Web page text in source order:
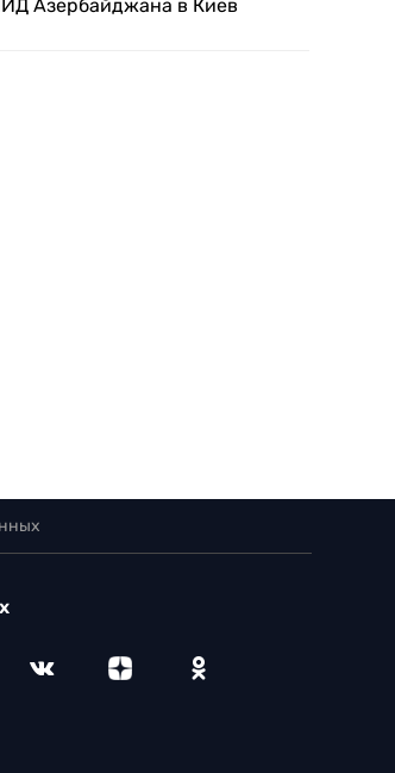
Азербайджана в Киев